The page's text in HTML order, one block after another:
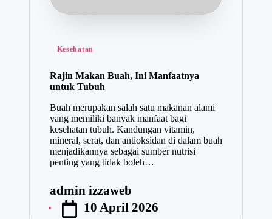
Posted
Kesehatan
Rajin Makan Buah, Ini Manfaatnya
untuk Tubuh
Buah merupakan salah satu makanan alami
yang memiliki banyak manfaat bagi
kesehatan tubuh. Kandungan vitamin,
mineral, serat, dan antioksidan di dalam buah
menjadikannya sebagai sumber nutrisi
penting yang tidak boleh…
Posted
by
admin izzaweb
10 April 2026